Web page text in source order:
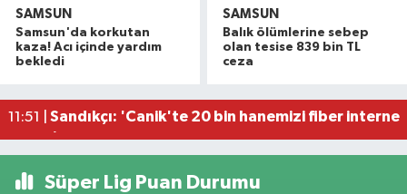
SAMSUN
Samsun'da korkutan
kaza! Acı içinde yardım
bekledi
SAMSUN
Balık ölümlerine sebep
olan tesise 839 bin TL
ceza
12:03 |Samsun'da puslu hava
12:00 |Samsun polisi tek tek uyardı! Bu tuzağa sakın
Samsun'un da aralarında bulunduğu 30 ilde
11:38 |İlkadım'da yol yapım, bakım ve onarım
Süper Lig Puan Durumu